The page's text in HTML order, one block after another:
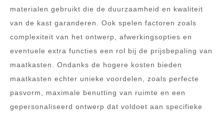
materialen gebruikt die de duurzaamheid en kwaliteit
van de kast garanderen. Ook spelen factoren zoals
complexiteit van het ontwerp, afwerkingsopties en
eventuele extra functies een rol bij de prijsbepaling van
maatkasten. Ondanks de hogere kosten bieden
maatkasten echter unieke voordelen, zoals perfecte
pasvorm, maximale benutting van ruimte en een
gepersonaliseerd ontwerp dat voldoet aan specifieke